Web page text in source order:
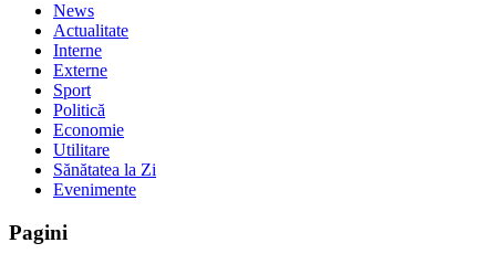
News
Actualitate
Interne
Externe
Sport
Politică
Economie
Utilitare
Sănătatea la Zi
Evenimente
Pagini